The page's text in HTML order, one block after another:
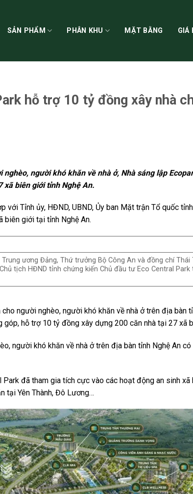
SẢN PHẨM PHÂN KHU MẶT BẰNG GIÁ
hỗ trợ 10 tỷ đồng xây nhà
người khó khăn về nhà ở, Nhà sáng lập
xã biên giới tỉnh Nghệ An.
với Tỉnh ủy, HĐND, UBND, Ủy ban Mặt trận Tổ quốc
biên giới tại tỉnh Nghệ An.
ương Đảng, Thứ trưởng Bộ Công An và đồng chí Thái
tịch HĐND tỉnh chứng kiến Chủ đầu tư Eco Central
người nghèo, người khó khăn về nhà ở trên địa bàn
góp, hỗ trợ 10 tỷ đồng xây dựng 200 căn nhà tại 27 xã
người khó khăn về nhà ở trên địa bàn tỉnh Nghệ An
đã tham gia tích cực vào các hoạt động an sinh
tại Yên Thành, Đô Lương…